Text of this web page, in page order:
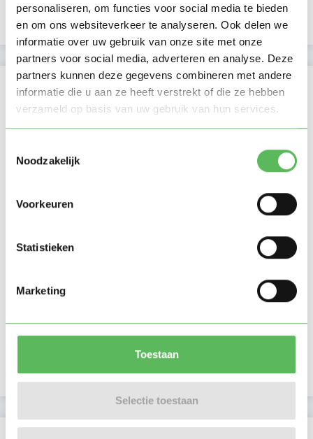
personaliseren, om functies voor social media te bieden
en om ons websiteverkeer te analyseren. Ook delen we
informatie over uw gebruik van onze site met onze
partners voor social media, adverteren en analyse. Deze
partners kunnen deze gegevens combineren met andere
informatie die u aan ze heeft verstrekt of die ze hebben
verzameld op basis van uw gebruik van hun services.
Noodzakelijk
Voorkeuren
Statistieken
Marketing
Toestaan
Selectie toestaan
Telefoonnummer is geverifieerd
Locatie oppasadres (Vleuten)